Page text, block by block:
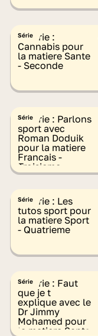
Série
Série
Série
Série